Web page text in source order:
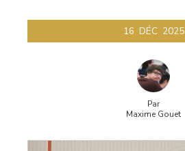
16 DÉC 2025
Par
Maxime Gouet